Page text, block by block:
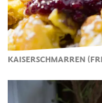
KAISERSCHMARREN